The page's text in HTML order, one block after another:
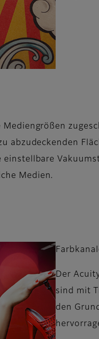
Mediengrößen
abzudeckenden
einstellbare
Medien.
Der
sind mit
den